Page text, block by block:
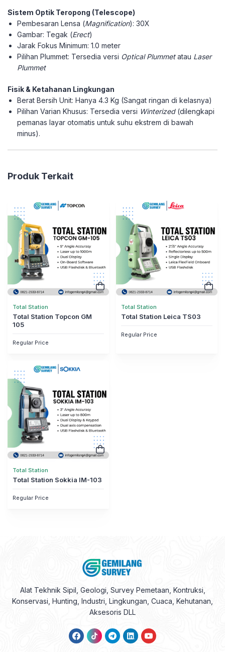
Sistem Optik Teropong (Telescope)
Pembesaran Lensa (Magnification): 30X
Gambar: Tegak (Erect)
Jarak Fokus Minimum: 1.0 meter
Pilihan Plummet: Tersedia versi Optical Plummetatau Laser
Plummet
Fisik & Ketahanan Lingkungan
Berat Bersih Unit: Hanya 4.3 Kg (Sangat ringan di kelasnya)
Pilihan Varian Khusus: Tersedia versi Winterized(dilengkapi
pemanas layar otomatis untuk suhu ekstrem di bawah
minus).
Produk Terkait
Total Station
Total Station Topcon GM
105
Regular Price
Total Station
Total Station Leica TS03
Regular Price
Total Station
Total Station Sokkia IM-103
Regular Price
Alat Tekhnik Sipil, Geologi, Survey Pemetaan, Kontruksi,
Konservasi, Hunting, Industri, Lingkungan, Cuaca, Kehutanan,
Aksesoris DLL